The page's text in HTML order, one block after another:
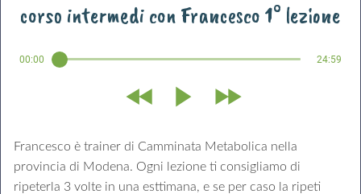
corso intermedi con Francesco 1° lezione
00:00 24:59
Francesco è trainer di Camminata Metabolica nella
provincia di Modena. Ogni lezione ti consigliamo di
ripeterla 3 volte in una esttimana, e se per caso la ripeti